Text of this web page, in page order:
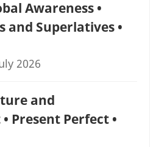
Awareness •
and Superlatives •
2026
and
Present Perfect •